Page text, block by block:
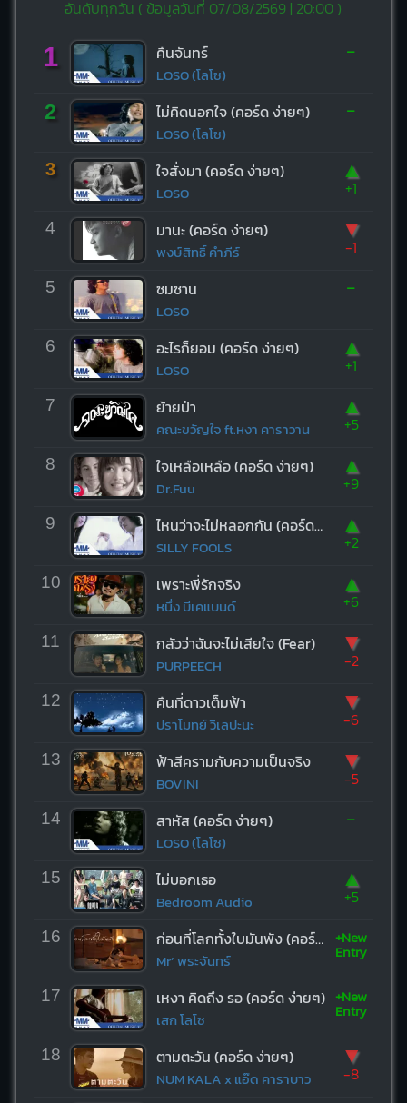
อันดับทุกวัน ( ข้อมูลวันที่ 07/08/2569 | 20:00 )
1 คืนจันทร์
LOSO (โลโซ)
-
2 ไม่คิดนอกใจ (คอร์ด ง่ายๆ)
LOSO (โลโซ)
-
3 ใจสั่งมา (คอร์ด ง่ายๆ)
LOSO
▲
+1
4 มานะ (คอร์ด ง่ายๆ)
พงษ์สิทธิ์ คำภีร์
▼
-1
5 ซมซาน
LOSO
-
6 อะไรก็ยอม (คอร์ด ง่ายๆ)
LOSO
▲
+1
7 ย้ายป่า
คณะขวัญใจ ft.หงา คาราวาน
▲
+5
8 ใจเหลือเหลือ (คอร์ด ง่ายๆ)
Dr.Fuu
▲
+9
9 ไหนว่าจะไม่หลอกกัน (คอร์ด ง่ายๆ)
SILLY FOOLS
▲
+2
10 เพราะพี่รักจริง
หนึ่ง บีเคแบนด์
▲
+6
11 กลัวว่าฉันจะไม่เสียใจ (Fear)
PURPEECH
▼
-2
12 คืนที่ดาวเต็มฟ้า
ปราโมทย์ วิเลปะนะ
▼
-6
13 ฟ้าสีครามกับความเป็นจริง
BOVINI
▼
-5
14 สาหัส (คอร์ด ง่ายๆ)
LOSO (โลโซ)
-
15 ไม่บอกเธอ
Bedroom Audio
▲
+5
16 ก่อนที่โลกทั้งใบมันพัง (คอร์ด ง่ายๆ)
Mr’ พระจันทร์
+New
Entry
17 เหงา คิดถึง รอ (คอร์ด ง่ายๆ)
เสก โลโซ
+New
Entry
18 ตามตะวัน (คอร์ด ง่ายๆ)
NUM KALA x แอ๊ด คาราบาว
▼
-8